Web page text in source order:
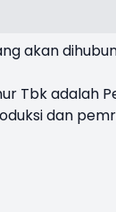
akan
Tbk adalah
dan